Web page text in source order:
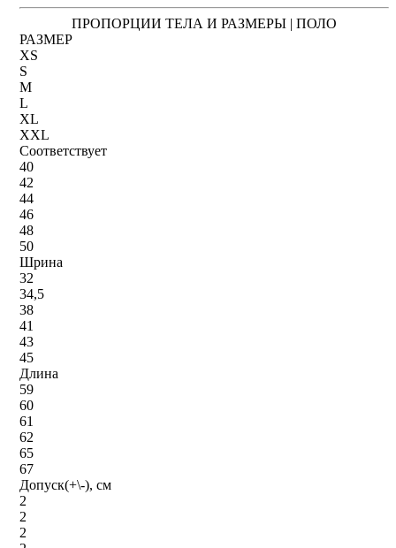
ПРОПОРЦИИ ТЕЛА И РАЗМЕРЫ | ПОЛО
РАЗМЕР
XS
S
M
L
XL
XXL
Соответствует
40
42
44
46
48
50
Шрина
32
34,5
38
41
43
45
Длина
59
60
61
62
65
67
Допуск(+\-), см
2
2
2